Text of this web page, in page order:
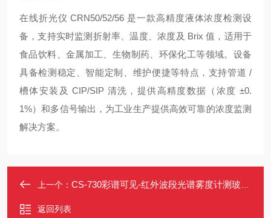
在线折光仪 CRN50/52/56 是一款高精度液体浓度检测设
备，支持实时监测折射率、温度、浓度及 Brix 值，适用于
食品饮料、金属加工、生物制药、环保化工等领域。设备
具备检测稳定、智能定制、维护便捷等特点，支持管道 /
槽体安装及 CIP/SIP 清洗，提供高精度数据（浓度 ±0.
1%）和多信号输出，为工业生产提供高效可靠的浓度监测
解决方案。
上一个： CS-730彩谱可见-红外波段光谱雾度计测玻璃薄膜
返回列表